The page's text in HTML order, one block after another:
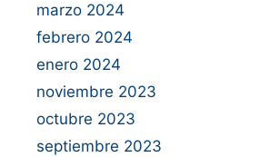
marzo 2024
febrero 2024
enero 2024
noviembre 2023
octubre 2023
septiembre 2023